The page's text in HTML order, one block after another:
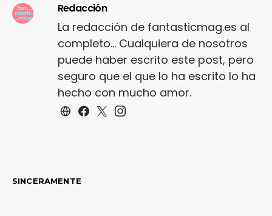
Redacción
La redacción de fantasticmag.es al
completo... Cualquiera de nosotros
puede haber escrito este post, pero
seguro que el que lo ha escrito lo ha
hecho con mucho amor.
SINCERAMENTE